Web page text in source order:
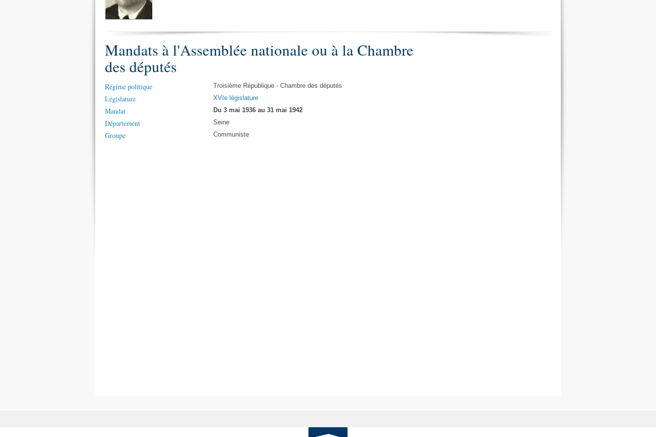
Mandats à l'Assemblée nationale ou à la Chambre
des députés
Régime politique Troisième République - Chambre des députés
Législature XVIe législature
Mandat Du 3 mai 1936 au 31 mai 1942
Département Seine
Groupe Communiste